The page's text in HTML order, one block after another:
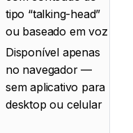
tipo “talking-head”
ou baseado em voz
Disponível apenas
no navegador —
sem aplicativo para
desktop ou celular